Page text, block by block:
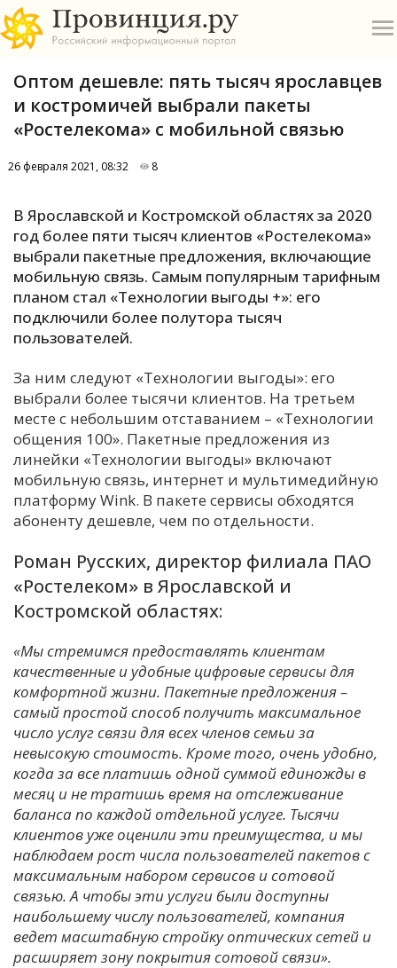
А
Б
В
Е
И
М
Н
П
С
Т
Х
Ч
Я
Оптом дешевле: пять тысяч ярославцев
и костромичей выбрали пакеты
«Ростелекома» с мобильной связью
26 февраля 2021, 08:32 8
В Ярославской и Костромской областях за 2020
год более пяти тысяч клиентов «Ростелекома»
выбрали пакетные предложения, включающие
мобильную связь. Самым популярным тарифным
планом стал «Технологии выгоды +»: его
подключили более полутора тысяч
пользователей.
За ним следуют «Технологии выгоды»: его
выбрали более тысячи клиентов. На третьем
месте с небольшим отставанием – «Технологии
общения 100». Пакетные предложения из
линейки «Технологии выгоды» включают
мобильную связь, интернет и мультимедийную
платформу Wink. В пакете сервисы обходятся
абоненту дешевле, чем по отдельности.
Роман Русских, директор филиала ПАО
«Ростелеком» в Ярославской и
Костромской областях:
«Мы стремимся предоставлять клиентам
качественные и удобные цифровые сервисы для
комфортной жизни. Пакетные предложения –
самый простой способ получить максимальное
число услуг связи для всех членов семьи за
невысокую стоимость. Кроме того, очень удобно,
когда за все платишь одной суммой единожды в
месяц и не тратишь время на отслеживание
баланса по каждой отдельной услуге. Тысячи
клиентов уже оценили эти преимущества, и мы
наблюдаем рост числа пользователей пакетов с
максимальным набором сервисов и сотовой
связью. А чтобы эти услуги были доступны
наибольшему числу пользователей, компания
ведет масштабную стройку оптических сетей и
расширяет зону покрытия сотовой связи».